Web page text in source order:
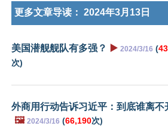
更多文章导读： 2024年3月13日
美国潜舰舰队有多强？ ▶️ 2024/3/16 (
次)
外商用行动告诉习近平：到底谁离不
🖼️ 2024/3/16 (66,190次)